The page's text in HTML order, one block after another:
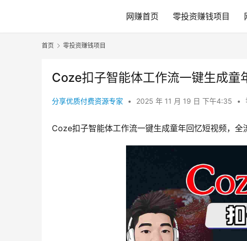
网赚首页 零投资赚钱项目
首页 零投资赚钱项目
Coze扣子智能体工作流一键生成童
分享优质付费资源专家 • 2025 年 11 月 19 日 下午4:35 •
Coze扣子智能体工作流一键生成童年回忆短视频，全